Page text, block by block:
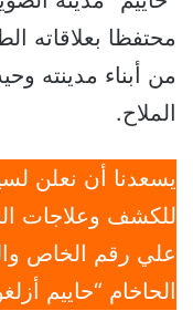
محتفظا بعلاقاته
من أبناء مدينته
الملاح.
يسعدنا أن نعلن
للكشف وعلاجات
علي رقم الخاص
الحاخام “حاييم